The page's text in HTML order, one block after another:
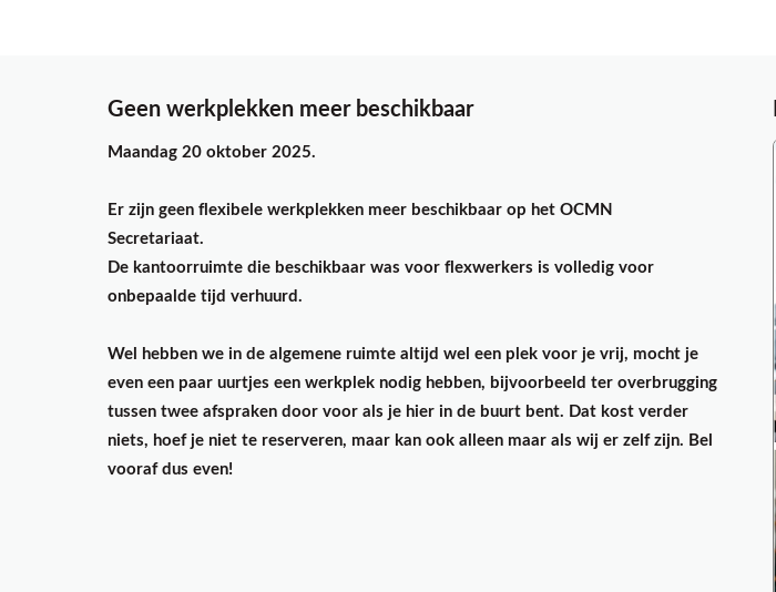
Geen werkplekken meer beschikbaar
Maandag 20 oktober 2025.
Er zijn geen flexibele werkplekken meer beschikbaar op het OCMN
Secretariaat.
De kantoorruimte die beschikbaar was voor flexwerkers is volledig voor
onbepaalde tijd verhuurd.
Wel hebben we in de algemene ruimte altijd wel een plek voor je vrij, mocht je
even een paar uurtjes een werkplek nodig hebben, bijvoorbeeld ter overbrugging
tussen twee afspraken door voor als je hier in de buurt bent. Dat kost verder
niets, hoef je niet te reserveren, maar kan ook alleen maar als wij er zelf zijn. Bel
vooraf dus even!